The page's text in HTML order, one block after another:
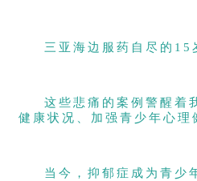
三亚海边服药自尽的
这些悲痛的案例警醒着
健康状况、加强青少年心理
当今，抑郁症成为青少